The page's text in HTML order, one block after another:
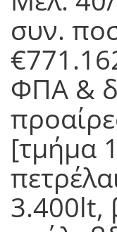
συν.
ΦΠΑ &
[τμήμα
3.400lt,